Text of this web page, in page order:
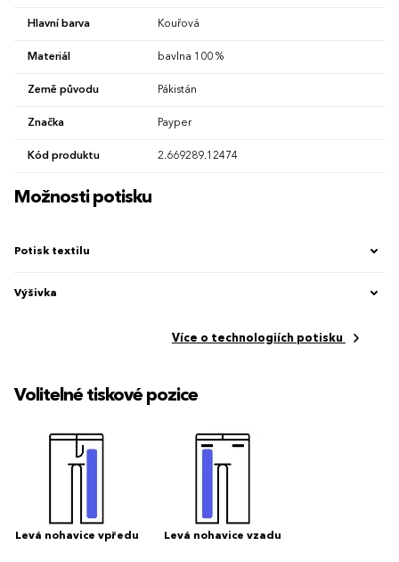
Hlavní barva Kouřová
Materiál bavlna 100 %
Země původu Pákistán
Značka Payper
Kód produktu 2.669289.12474
Možnosti potisku
Potisk textilu
Výšivka
Více o technologiích potisku
Volitelné tiskové pozice
Levá nohavice vpředu Levá nohavice vzadu